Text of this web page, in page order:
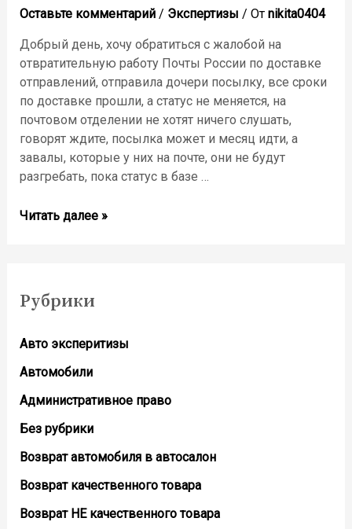
Оставьте комментарий / Экспертизы / От nikita0404
Добрый день, хочу обратиться с жалобой на
отвратительную работу Почты России по доставке
отправлений, отправила дочери посылку, все сроки
по доставке прошли, а статус не меняется, на
почтовом отделении не хотят ничего слушать,
говорят ждите, посылка может и месяц идти, а
завалы, которые у них на почте, они не будут
разгребать, пока статус в базе …
Почта
Читать далее »
Рубрики
Авто эксперитизы
Автомобили
Административное право
Без рубрики
Возврат автомобиля в автосалон
Возврат кaчественного товара
Возврат НЕ качественного товара